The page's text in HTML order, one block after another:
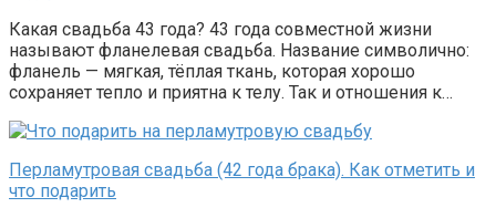
Какая свадьба 43 года? 43 года совместной жизни
называют фланелевая свадьба. Название символично:
фланель — мягкая, тёплая ткань, которая хорошо
сохраняет тепло и приятна к телу. Так и отношения к…
Перламутровая свадьба (42 года брака). Как отметить и
что подарить